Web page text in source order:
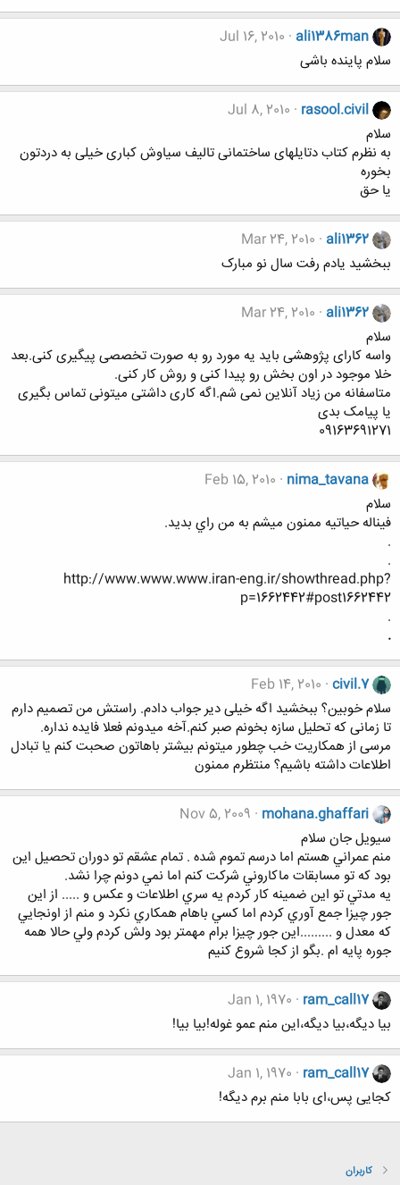
ali1386man
Jul 16, 2010
سلام پاینده باشی
rasool.civil
Jul 8, 2010
سلام
به نظرم کتاب دتایلهای ساختمانی تالیف سیاوش کباری خیلی به دردتون
بخوره
یا حق
ali1362
Mar 24, 2010
ببخشید یادم رفت سال نو مبارک
ali1362
Mar 24, 2010
سلام
واسه کارای پژوهشی باید یه مورد رو به صورت تخصصی پیگیری کنی.بعد
خلا موجود در اون بخش رو پیدا کنی و روش کار کنی.
متاسفانه من زیاد آنلاین نمی شم.اگه کاری داشتی میتونی تماس بگیری
یا پیامک بدی
09163691271
nima_tavana
Feb 15, 2010
سلام
فيناله حياتيه ممنون ميشم به من راي بديد.
.
.
http://www.www.www.iran-eng.ir/showthread.php?
p=1662442#post1662442
.
.
civil.7
Feb 14, 2010
سلام خوبین؟ ببخشید اگه خیلی دیر جواب دادم. راستش من تصمیم دارم
تا زمانی که تحلیل سازه بخونم صبر کنم.آخه میدونم فعلا فایده نداره.
مرسی از همکاریت خب چطور میتونم بیشتر باهاتون صحبت کنم یا تبادل
اطلاعات داشته باشیم؟ منتظرم ممنون
mohana.ghaffari
Nov 5, 2009
سيويل جان سلام
منم عمراني هستم اما درسم تموم شده . تمام عشقم تو دوران تحصيل اين
بود كه تو مسابقات ماكاروني شركت كنم اما نمي دونم چرا نشد.
يه مدتي تو اين ضمينه كار كردم يه سري اطلاعات و عكس و ..... از اين
جور چيزا جمع آوري كردم اما كسي باهام همكاري نكرد و منم از اونجايي
كه معدل و .........اين جور چيزا برام مهمتر بود ولش كردم ولي حالا همه
جوره پايه ام .بگو از كجا شروع كنيم
ram_call17
Jan 1, 1970
بیا دیگه،بیا دیگه،این منم عمو غوله!بیا بیا!
ram_call17
Jan 1, 1970
کجایی پس،ای بابا منم برم دیگه!
کاربران